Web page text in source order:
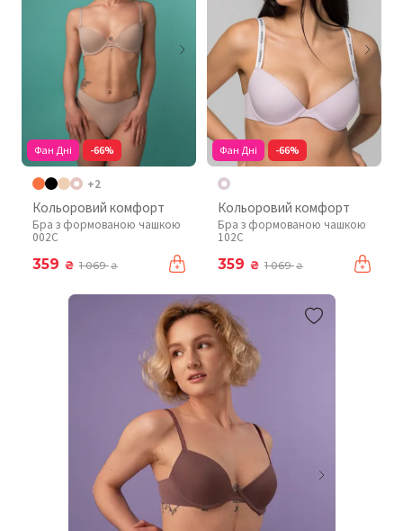
Фан Дні -66%
+2
Кольоровий комфорт
Бра з формованою чашкою
002C
359 ₴ 1 069₴
Фан Дні -66%
Кольоровий комфорт
Бра з формованою чашкою
102C
359 ₴ 1 069₴